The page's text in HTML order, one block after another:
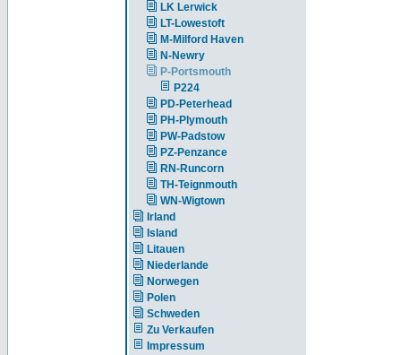
LK Lerwick
LT-Lowestoft
M-Milford Haven
N-Newry
P-Portsmouth
P224
PD-Peterhead
PH-Plymouth
PW-Padstow
PZ-Penzance
RN-Runcorn
TH-Teignmouth
WN-Wigtown
Irland
Island
Litauen
Niederlande
Norwegen
Polen
Schweden
Zu Verkaufen
Impressum